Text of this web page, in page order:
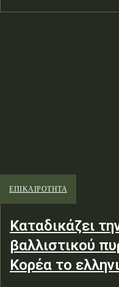
ΕΠΙΚΑΙΡΟΤΗΤΑ
Καταδικάζει
βαλλιστικού
Κορέα το